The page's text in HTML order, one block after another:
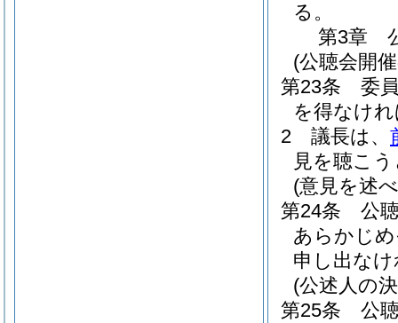
る。
第3章
(公聴会開
第23条
委
を得なけ
2
議長は、
見を聴こ
(意見を述
第24条
公
あらかじ
申し出な
(公述人の
第25条
公